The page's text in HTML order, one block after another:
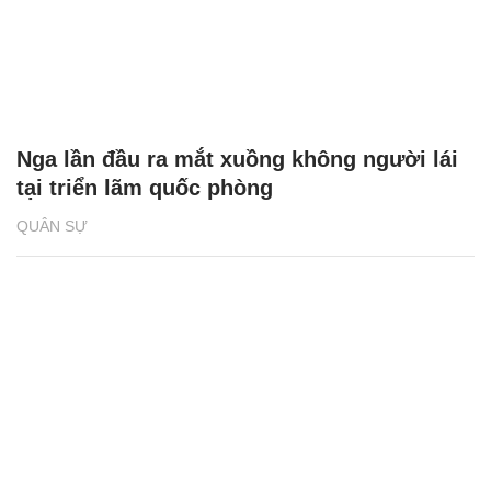
QUÂN SỰ
Nga lần đầu ra mắt xuồng không người lái
tại triển lãm quốc phòng